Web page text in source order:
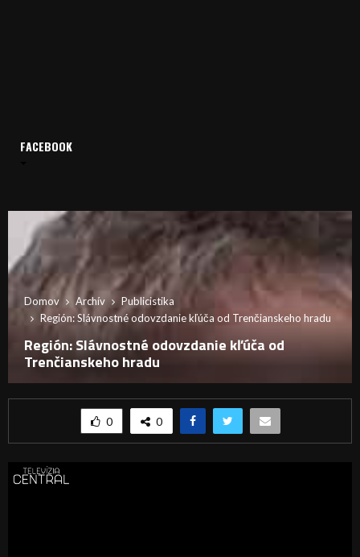
Domov Archív
Publicistika
Región: Slávnostné odovzdanie kľúča od Trenčianskeho hradu
Región: Slávnostné odovzdanie kľúča od
Trenčianskeho hradu
0 0
FACEBOOK